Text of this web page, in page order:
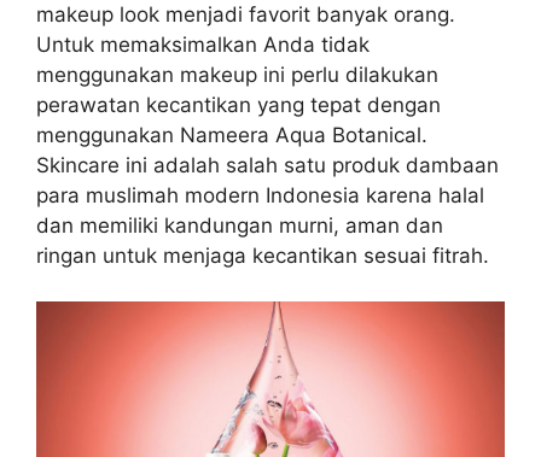
makeup look menjadi favorit banyak orang.
Untuk memaksimalkan Anda tidak
menggunakan makeup ini perlu dilakukan
perawatan kecantikan yang tepat dengan
menggunakan Nameera Aqua Botanical.
Skincare ini adalah salah satu produk dambaan
para muslimah modern Indonesia karena halal
dan memiliki kandungan murni, aman dan
ringan untuk menjaga kecantikan sesuai fitrah.